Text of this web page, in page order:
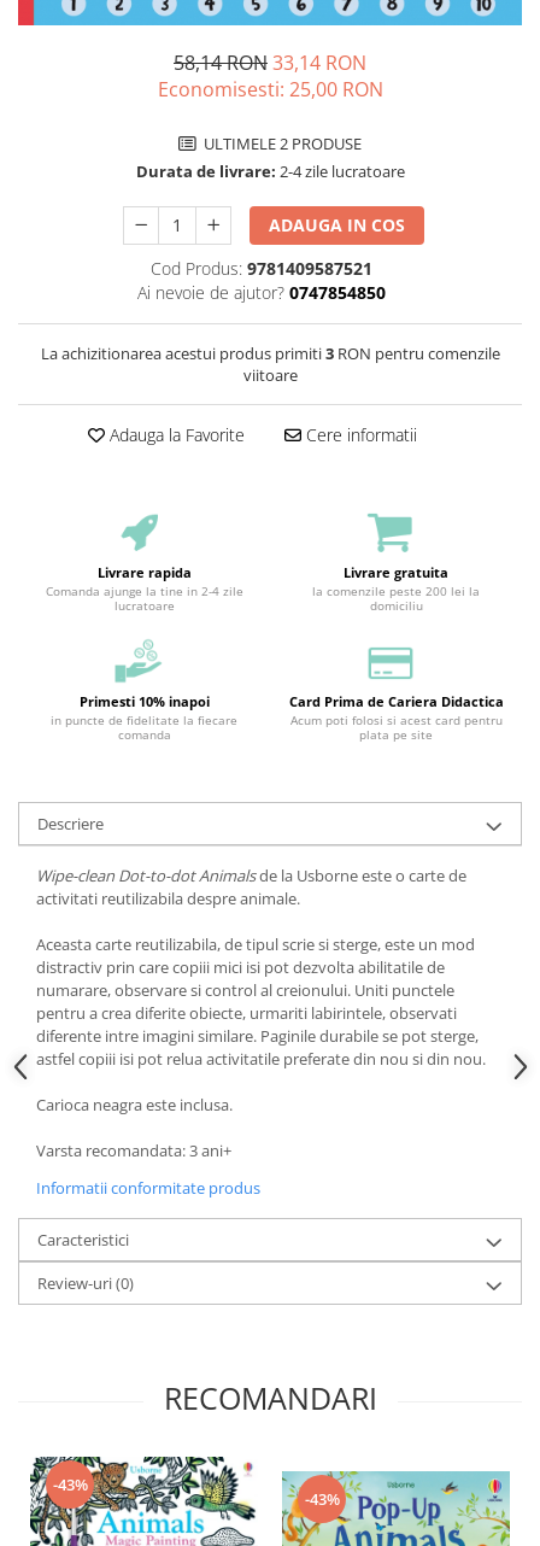
58,14 RON33,14 RON
Economisesti: 25,00 RON
ULTIMELE 2 PRODUSE
Durata de livrare: 2-4 zile lucratoare
ADAUGA IN COS
Cod Produs: 9781409587521
Ai nevoie de ajutor? 0747854850
La achizitionarea acestui produs primiti3RON pentru comenzile
viitoare
Adauga la Favorite Cere informatii
Livrare rapida
Comanda ajunge la tine in 2-4 zile
lucratoare
Livrare gratuita
la comenzile peste 200 lei la
domiciliu
Primesti 10% inapoi
in puncte de fidelitate la fiecare
comanda
Card Prima de Cariera Didactica
Acum poti folosi si acest card pentru
plata pe site
Descriere
Wipe-clean Dot-to-dot Animalsde la Usborne este o carte de
activitati reutilizabila despre animale.
Aceasta carte reutilizabila, de tipul scrie si sterge, este un mod
distractiv prin care copiii mici isi pot dezvolta abilitatile de
numarare, observare si control al creionului. Uniti punctele
pentru a crea diferite obiecte, urmariti labirintele, observati
diferente intre imagini similare. Paginile durabile se pot sterge,
astfel copiii isi pot relua activitatile preferate din nou si din nou.
Carioca neagra este inclusa.
Varsta recomandata: 3 ani+
Informatii conformitate produs
Caracteristici
Review-uri(0)
RECOMANDARI
-43%
-43%